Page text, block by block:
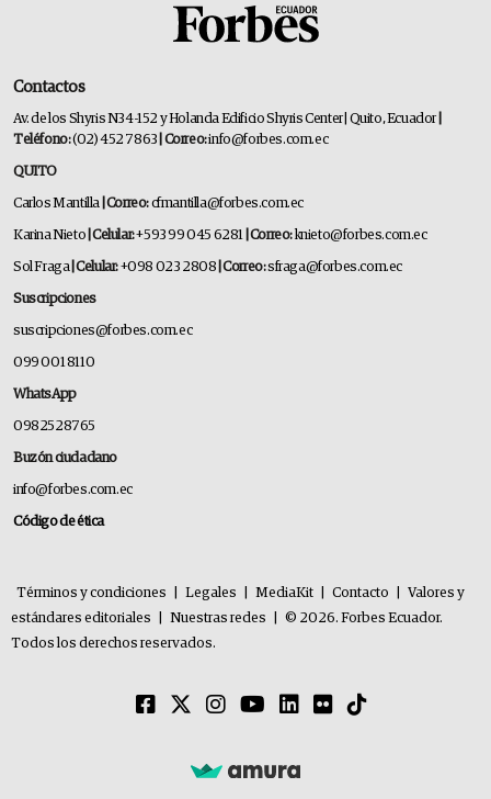
Contactos
Av. de los Shyris N34-152 y Holanda Edificio Shyris Center | Quito, Ecuador
Teléfono:(02) 452 7863 | Correo:info@forbes.com.ec
QUITO
Carlos Mantilla | Correo:cfmantilla@forbes.com.ec
Karina Nieto | Celular:+593 99 045 6281 | Correo: knieto@forbes.com.ec
Sol Fraga | Celular:+098 023 2808 | Correo:sfraga@forbes.com.ec
Suscripciones
suscripciones@forbes.com.ec
099 001 8110
WhatsApp
0982528765
Buzón ciudadano
info@forbes.com.ec
Código de ética
Términos y condiciones Legales MediaKit Contacto
Valores y
estándares editoriales
Nuestras redes
© 2026. Forbes Ecuador.
Todos los derechos reservados.